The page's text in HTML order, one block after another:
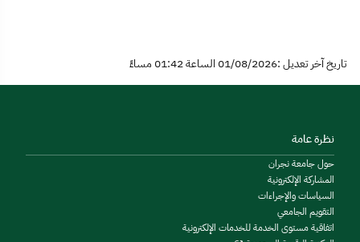
تاريخ آخر تعديل :01/08/2026 الساعة 01:42 مساءً
نظرة عامة
حول جامعة نجران
المشاركة الإلكترونية
السياسات والإجراءات
التقويم الجامعي
اتفاقية مستوى الخدمة للخدمات الإلكترونية